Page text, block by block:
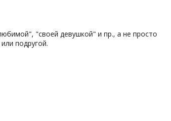
"своей девушкой" и пр., а не просто
подругой.